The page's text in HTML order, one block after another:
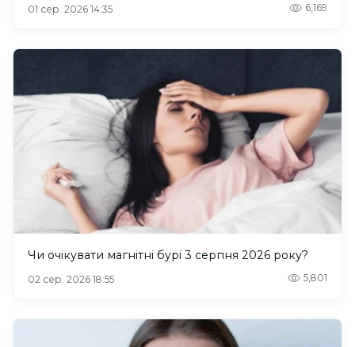
01 сер. 2026 14:35 6,169
Чи очікувати магнітні бурі 3 серпня 2026 року?
02 сер. 2026 18:55 5,801